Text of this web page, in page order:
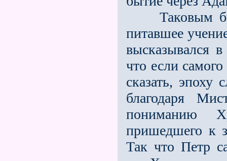
Таковым
питавшее
высказывался
что если
сказать, эпоху
благодаря
пониманию
пришедшего к
Так что Петр